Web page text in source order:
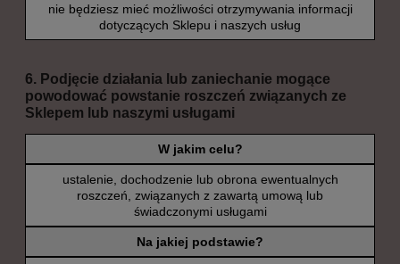
nie będziesz mieć możliwości otrzymywania informacji
dotyczących Sklepu i naszych usług
6. Podjęcie działania lub zaniechanie mogące
powodować powstanie roszczeń związanych ze
Sklepem lub naszymi usługami
W jakim celu?
ustalenie, dochodzenie lub obrona ewentualnych
roszczeń, związanych z zawartą umową lub
świadczonymi usługami
Na jakiej podstawie?